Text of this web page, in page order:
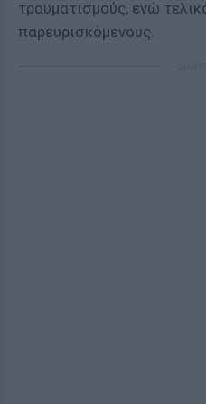
τραυματισμούς, ενώ
παρευρισκόμενους.